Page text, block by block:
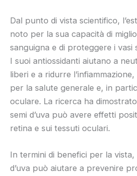
Dal punto di vista scientifico,
noto per la sua capacità di
sanguigna e di proteggere i vasi
I suoi antiossidanti aiutano a
liberi e a ridurre
per la salute generale e, in
oculare. La ricerca ha
semi d’uva può avere effetti
retina e sui tessuti oculari.
In termini di benefici per la vista,
d’uva può aiutare a prevenire